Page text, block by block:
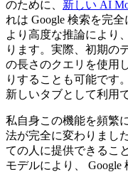
のために、 新しい AI
れは Google 検索を完
より高度な推論により
ります。実際、初期の
の長さのクエリを使用
りすることも可能です
新しいタブとして利用
私自身この機能を頻繁
法が完全に変わりまし
ての人に提供できるこ
モデルにより、